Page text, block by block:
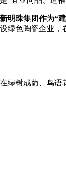
新明珠集团作为“
设绿色陶瓷企业，
在绿树成荫、鸟语